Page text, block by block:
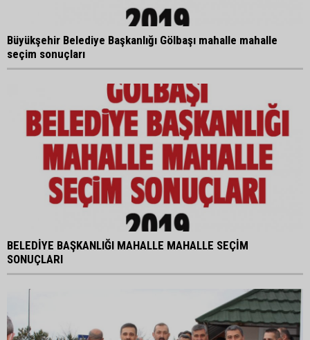
Büyükşehir Belediye Başkanlığı Gölbaşı mahalle mahalle
seçim sonuçları
BELEDİYE BAŞKANLIĞI MAHALLE MAHALLE SEÇİM
SONUÇLARI